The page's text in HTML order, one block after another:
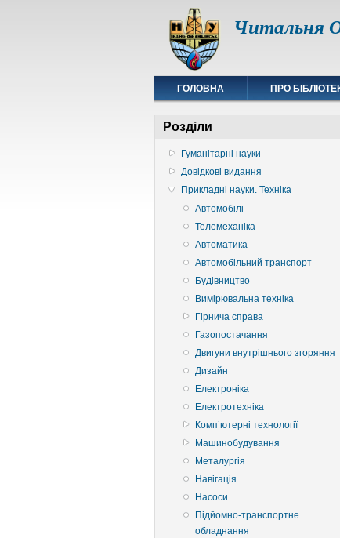
Читальня
ГОЛОВНА ПРО
Розділи
Гуманітарні науки
Довідкові видання
Прикладні науки. Техніка
Автомобілі
Телемеханіка
Автоматика
Автомобільний транспорт
Будівництво
Вимірювальна техніка
Гірнича справа
Газопостачання
Двигуни внутрішнього згоряння
Дизайн
Електроніка
Електротехніка
Комп’ютерні технології
Машинобудування
Металургія
Навігація
Насоси
Підйомно-транспортне
обладнання